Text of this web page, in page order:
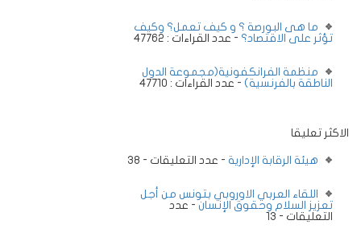
ما هى البورصة ؟ و كيف تعمل؟ وكيف
تؤثر على الاقتصاد؟ - عدد القراءات : 47762
منظمة الفرانكفونية(مجموعة الدول
الناطقة بالفرنسية) - عدد القراءات : 47710
الاكثر تعليقا
هيئة الرقابة الإدارية - عدد التعليقات - 38
اللقاء العربي الاوروبي بتونس من أجل
تعزيز السلام وحقوق الإنسان - عدد
التعليقات - 13